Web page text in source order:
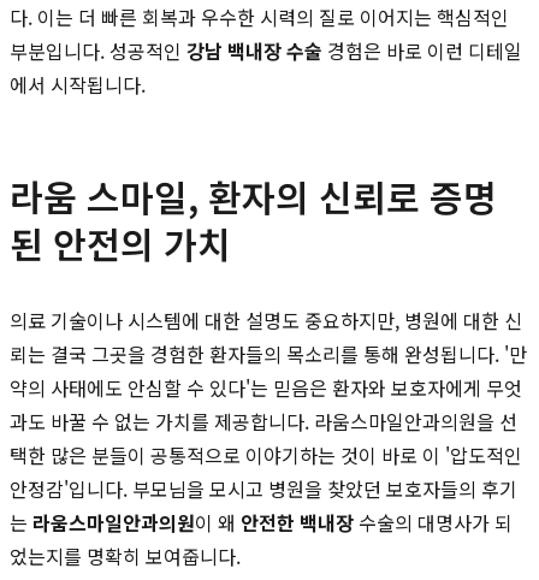
다. 이는 더 빠른 회복과 우수한 시력의 질로 이어지는 핵심적인
부분입니다. 성공적인 강남 백내장 수술 경험은 바로 이런 디테일
에서 시작됩니다.
라움 스마일, 환자의 신뢰로 증명
된 안전의 가치
의료 기술이나 시스템에 대한 설명도 중요하지만, 병원에 대한 신
뢰는 결국 그곳을 경험한 환자들의 목소리를 통해 완성됩니다. '만
약의 사태에도 안심할 수 있다'는 믿음은 환자와 보호자에게 무엇
과도 바꿀 수 없는 가치를 제공합니다. 라움스마일안과의원을 선
택한 많은 분들이 공통적으로 이야기하는 것이 바로 이 '압도적인
안정감'입니다. 부모님을 모시고 병원을 찾았던 보호자들의 후기
는 라움스마일안과의원이 왜 안전한 백내장 수술의 대명사가 되
었는지를 명확히 보여줍니다.